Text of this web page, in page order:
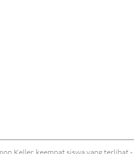
Keller, keempat siswa yang terlibat -